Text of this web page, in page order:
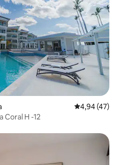
5 üzerinden
4,94 (47)
Coral H -12